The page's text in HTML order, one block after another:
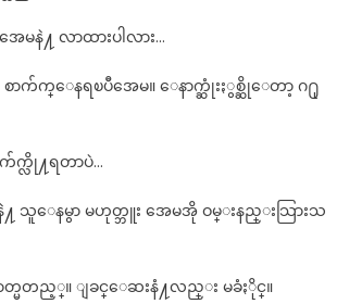
မနဲ႔ လာထားပါလား…
က်က္ေနရၿပီအေမ။ ေနာက္ဆုံးႏွစ္ဆိုေတာ့ ဂ႐ု
က္လို႔ရတာပဲ…
နဲ႔ သူေနမွာ မဟုတ္ဘူး အေမအို ဝမ္းနည္းသြားသ
မတည့္။ ျခင္ေဆးနံ႔လည္း မခံႏိုင္။